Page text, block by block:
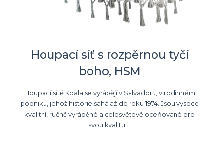
Houpací síť s rozpěrnou tyčí
boho, HSM
Houpací sítě Koala se vyrábějí v Salvadoru, v rodinném
podniku, jehož historie sahá až do roku 1974. Jsou vysoce
kvalitní, ručně vyráběné a celosvětově oceňované pro
svou kvalitu ...